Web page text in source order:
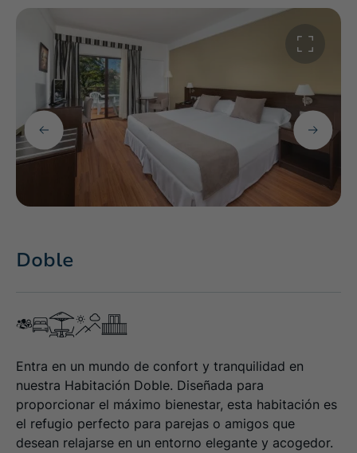
Doble
Entra en un mundo de confort y tranquilidad en
nuestra Habitación Doble. Diseñada para
proporcionar el máximo bienestar, esta habitación es
el refugio perfecto para parejas o amigos que
desean relajarse en un entorno elegante y acogedor.